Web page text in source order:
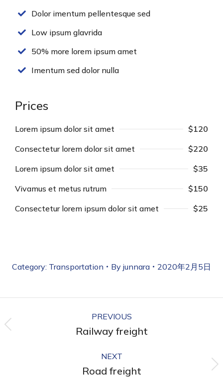
Dolor imentum pellentesque sed
Low ipsum glavrida
50% more lorem ipsum amet
Imentum sed dolor nulla
Prices
Lorem ipsum dolor sit amet
$120
Consectetur lorem dolor sit amet
$220
Lorem ipsum dolor sit amet
$35
Vivamus et metus rutrum
$150
Consectetur lorem ipsum dolor sit amet
$25
Category: Transportation By junnara 2020年2月5日
PREVIOUS
Railway freight
NEXT
Road freight